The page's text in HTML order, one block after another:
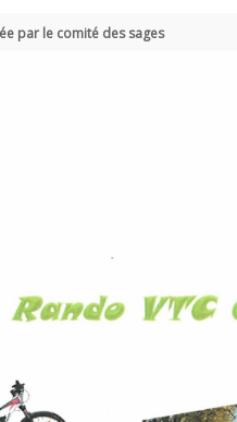
par le comité des sages